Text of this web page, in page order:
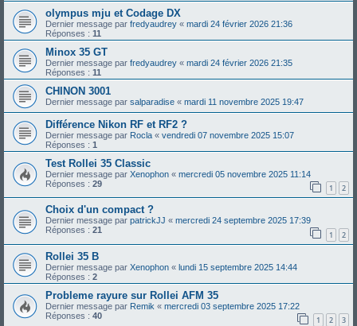
olympus mju et Codage DX
Dernier message par fredyaudrey « mardi 24 février 2026 21:36
Réponses : 11
Minox 35 GT
Dernier message par fredyaudrey « mardi 24 février 2026 21:35
Réponses : 11
CHINON 3001
Dernier message par salparadise « mardi 11 novembre 2025 19:47
Différence Nikon RF et RF2 ?
Dernier message par Rocla « vendredi 07 novembre 2025 15:07
Réponses : 1
Test Rollei 35 Classic
Dernier message par Xenophon « mercredi 05 novembre 2025 11:14
Réponses : 29 1 2
Choix d'un compact ?
Dernier message par patrickJJ « mercredi 24 septembre 2025 17:39
Réponses : 21 1 2
Rollei 35 B
Dernier message par Xenophon « lundi 15 septembre 2025 14:44
Réponses : 2
Probleme rayure sur Rollei AFM 35
Dernier message par Remik « mercredi 03 septembre 2025 17:22
Réponses : 40 1 2 3